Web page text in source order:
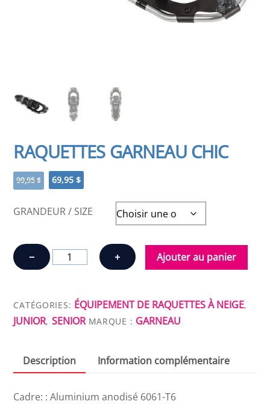
RAQUETTES GARNEAU CHIC
99,95$
Le
prix
initial
69,95 $
prix
actuel
GRANDEUR / SIZE
−
quantité
de
GARNEAU
CHIC
+ Ajouter au panier
CATÉGORIES: ÉQUIPEMENT DE RAQUETTES À NEIGE,
JUNIOR, SENIOR MARQUE : GARNEAU
Description Information complémentaire
Cadre: : Aluminium anodisé 6061-T6